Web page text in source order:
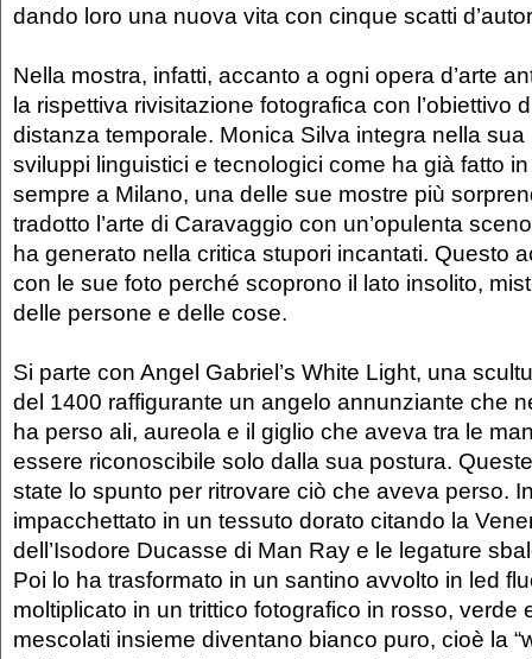
dando loro una nuova vita con cinque scatti
Nella mostra, infatti, accanto a ogni opera d’arte
la rispettiva rivisitazione fotografica con l’obiettivo
distanza temporale. Monica Silva integra nella
sviluppi linguistici e tecnologici come ha già fatto
sempre a Milano, una delle sue mostre più
tradotto l’arte di Caravaggio con un’opulenta
ha generato nella critica stupori incantati. Questo
con le sue foto perché scoprono il lato insolito,
delle persone e delle cose.
Si parte con Angel Gabriel’s White Light, una
del 1400 raffigurante un angelo annunziante che
ha perso ali, aureola e il giglio che aveva tra le
essere riconoscibile solo dalla sua postura.
state lo spunto per ritrovare ciò che aveva perso.
impacchettato in un tessuto dorato citando la
dell’Isodore Ducasse di Man Ray e le legature
Poi lo ha trasformato in un santino avvolto in led
moltiplicato in un trittico fotografico in rosso, verde
mescolati insieme diventano bianco puro, cioè la